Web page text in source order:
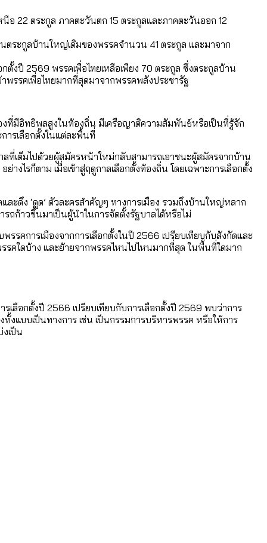
ยเขตจตุจักรสูงสุด
ด้รับจากเลือกตั้ง กรุงเทพฯ – พัทยา
รบ้าง
ลดิบ]
มขัดแย้งไทย-กัมพูชา
แต่ปี 2023-2024
ยมากกว่าเกิด
ายุระดับสุดยอด
อ 22 ตระกูล ภาคตะวันตก 15 ตระกูลและภาคตะวันออก 12
ระกูลบ้านใหญ่เดิมของพรรคจำนวน 41 ตระกูล และมาจาก
งปี 2569 พรรคเพื่อไทยเหลือเพียง 70 ตระกูล ซึ่งตระกูลบ้าน
พรรคเพื่อไทยมากที่สุดมาจากพรรคพลังประชารัฐ
งที่มีอิทธิพลสูงในท้องถิ่น มีเครือญาติความสัมพันธ์หรือเป็นที่รู้จัก
ารเลือกตั้งในแต่ละพื้นที่
ที่เต็มไปด้วยผู้สมัครหน้าใหม่กลับสามารถเอาชนะผู้สมัครจากบ้าน
ไรก็ตาม เมื่อเข้าสู่ฤดูกาลเลือกตั้งท้องถิ่น โดยเฉพาะการเลือกตั้ง
ะดึง ‘ดูด’ ตัวละครสำคัญๆ ทางการเมือง รวมถึงบ้านใหญ่หลาก
ถก้าวขึ้นมาเป็นผู้นำในการจัดตั้งรัฐบาลได้หรือไม่
รคการเมืองจากการเลือกตั้งในปี 2566 เปรียบเทียบกับสังกัดและ
คใดบ้าง และย้ายจากพรรคไหนไปไหนมากที่สุด ในพื้นที่ใดมาก
เลือกตั้งปี 2566 เปรียบเทียบกับการเลือกตั้งปี 2569 พบว่าการ
แบบเป็นทางการ เช่น เป็นกรรมการบริหารพรรค หรือให้การ
เป็น